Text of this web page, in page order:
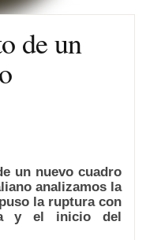
de un
un nuevo cuadro
analizamos la
la ruptura con
y el inicio del